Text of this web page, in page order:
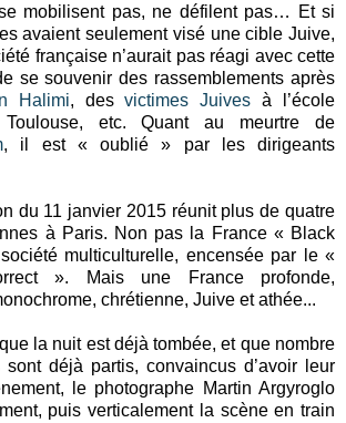
mobilisent pas, ne défilent pas… Et si
avaient seulement visé une cible Juive,
française n’aurait pas réagi avec cette
se souvenir des rassemblements après
Halimi, desvictimes Juives à l’école
Toulouse, etc. Quant au meurtre de
, il est « oublié » par les dirigeants
du 11 janvier 2015 réunit plus de quatre
à Paris. Non pas la France « Black
multiculturelle, encensée par le «
». Mais une France profonde,
chrétienne, Juive et athée...
la nuit est déjà tombée, et que nombre
déjà partis, convaincus d’avoir leur
le photographe Martin Argyroglo
puis verticalement la scène en train